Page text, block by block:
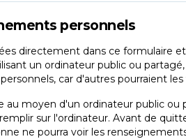
personnels
directement dans ce formulaire
un ordinateur public ou
car d'autres pourraient les
au moyen d'un ordinateur public ou
sur l'ordinateur. Avant de
ne pourra voir les